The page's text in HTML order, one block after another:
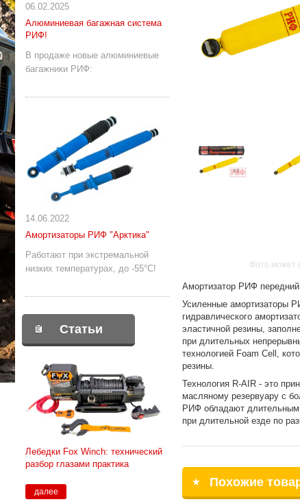
06.02.2025
Алюминиевая багажная система
РИФ!
В продаже новые алюминиевые
багажники РИФ:
14.06.2022
Амортизаторы РИФ "Арктика"
Работают при экстремальной
низких температурах, до -55°С!
Статьи
Лебедки Fox Winch: технический
разбор глазами практика
далее
Фото может
Амортизатор РИФ
Усиленные амортизаторы
гидравлического
эластичной резины,
при длительных
технологией Foam Cell,
резины.
Технология R-AIR - это
масляному резервуару с
РИФ обладают длительным
при длительной езде по
Похожие